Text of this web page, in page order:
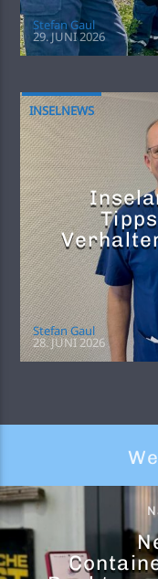
Stefan Gaul
29. JUNI 2026
INSELNEWS
Stefan Gaul
28. JUNI 2026